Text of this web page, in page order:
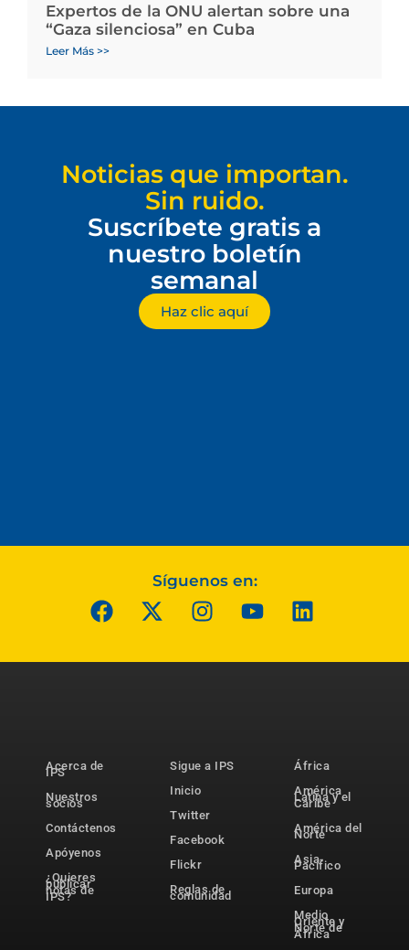
Expertos de la ONU alertan sobre una
“Gaza silenciosa” en Cuba
Leer Más >>
Noticias que importan.
Sin ruido.
Suscríbete gratis a
nuestro boletín
semanal
Haz clic aquí
Síguenos en:
Acerca de
IPS
Nuestros
socios
Contáctenos
Apóyenos
¿Quieres
publicar
notas de
IPS?
Sigue a IPS
Inicio
Twitter
Facebook
Flickr
Reglas de
comunidad
África
América
Latina y el
Caribe
América del
Norte
Asia-
Pacífico
Europa
Medio
Oriente y
Norte de
África